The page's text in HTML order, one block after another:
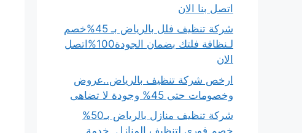
اتصل بنا الان
شركة تنظيف فلل بالرياض بـ 45%خصم
لـنظافة فلتك بضمان الجودة100%اتصل
الان
ارخص شركة تنظيف بالرياض..عروض
وخصومات حتى 45% وجودة لا تضاهى
شركة تنظيف منازل بالرياض بـ50%
خصم فوري لتنظيف المنازل..خدمة